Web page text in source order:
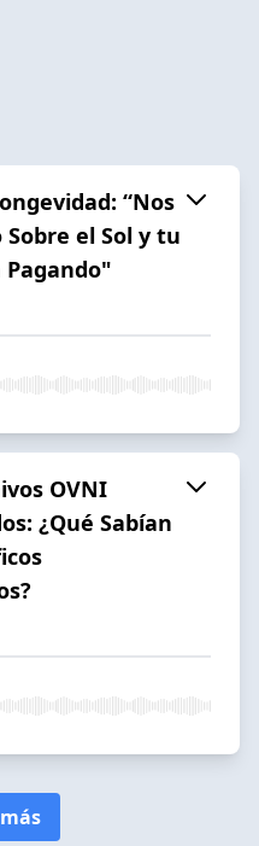
“Nos
el Sol y tu
Pagando"
OVNI
¿Qué Sabían